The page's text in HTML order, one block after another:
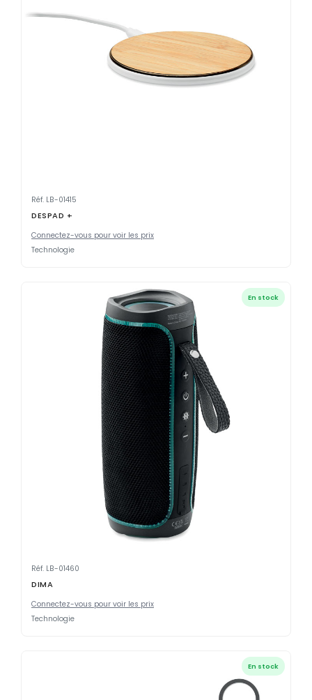
Réf. LB-01415
DESPAD +
Connectez-vous pour voir les prix
Technologie
En stock
Réf. LB-01460
DIMA
Connectez-vous pour voir les prix
Technologie
En stock